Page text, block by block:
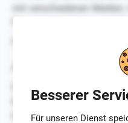
mit verschiedenen
Runeberginkatu 5, 4th floor
00100 Helsinki, Finnland
Besserer
Für unseren Dienst